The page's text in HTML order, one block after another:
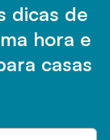
dicas de
hora e
casas